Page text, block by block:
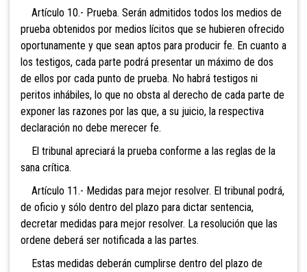
Artículo 10.- Prueba. Serán admitidos todos los medios de
prueba obtenidos por medios lícitos que se hubieren ofrecido
oportunamente y que sean aptos para producir fe. En cuanto a
los testigos, cada parte podrá presentar un máximo de dos
de ellos por cada punto de prueba. No habrá testigos ni
peritos inhábiles, lo que no obsta al derecho de cada parte de
exponer las razones por las que, a su juicio, la respectiva
declaración no debe merecer fe.
El tribunal apreciará la prueba conforme a las reglas de la
sana crítica.
Artículo 11.- Medidas para mejor resolver. El tribunal podrá,
de oficio y sólo dentro del plazo para dictar sentencia,
decretar medidas para mejor resolver. La resolución que las
ordene deberá ser notificada a las partes.
Estas medidas deberán cumplirse dentro del plazo de